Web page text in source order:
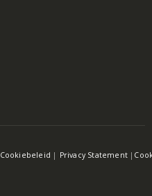
Cookiebeleid | Privacy Statement |